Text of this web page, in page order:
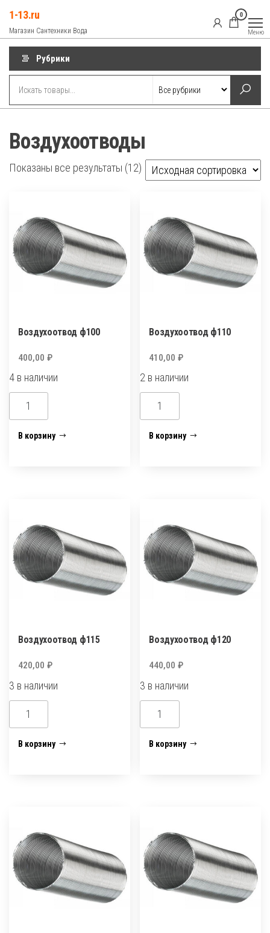
содержимому
1-13.ru
Магазин Сантехники Вода
0
Меню
Рубрики
Воздухоотводы
Показаны все результаты (12)
Воздухоотвод ф100
400,00 ₽
4 в наличии
Количество
товара
Воздухоотвод
В корзину
Воздухоотвод ф110
410,00₽
2 в наличии
Количество
товара
Воздухоотвод
В корзину
Воздухоотвод ф115
420,00 ₽
3 в наличии
Количество
товара
Воздухоотвод
В корзину
Воздухоотвод ф120
440,00₽
3 в наличии
Количество
товара
Воздухоотвод
В корзину